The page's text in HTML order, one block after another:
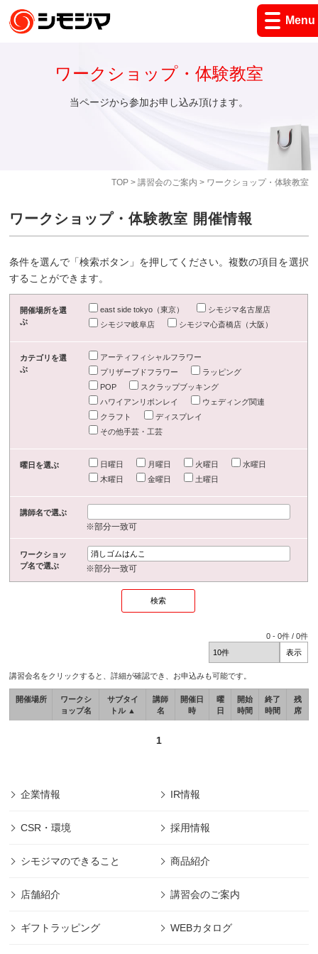
Menu
TOP> 講習会のご案内 > ワークショップ・体験教室
ワークショップ・体験教室
当ページから参加お申し込み頂けます。
ワークショップ・体験教室 開催情報
条件を選んで「検索ボタン」を押してください。複数の項目を選択
することができます。
開催場所を選
ぶ
east side tokyo（東京）
シモジマ名古屋店
シモジマ岐阜店
シモジマ心斎橋店（大阪）
カテゴリを選
ぶ
アーティフィシャルフラワー
プリザーブドフラワー
ラッピング
POP
スクラップブッキング
ハワイアンリボンレイ
ウェディング関連
クラフト
ディスプレイ
その他手芸・工芸
曜日を選ぶ 日曜日 月曜日 火曜日
水曜日
木曜日
金曜日 土曜日
講師名で選ぶ
※部分一致可
ワークショッ
プ名で選ぶ
※部分一致可
0 -0件 /0件
講習会名をクリックすると、詳細が確認でき、お申込みも可能です。
開催場所
ワークシ
ョップ名
サブタイ
トル ▲
講師
名
開催日
時
曜
日
開始
時間
終了
時間
残
席
1
企業情報 IR情報
CSR・環境 採用情報
シモジマのできること 商品紹介
店舗紹介 講習会のご案内
ギフトラッピング WEBカタログ